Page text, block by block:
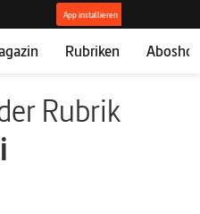
Rubriken
Rubrik